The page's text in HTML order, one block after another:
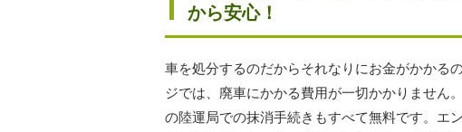
から安心！
車を処分するのだからそれなりにお金がかかる
ジでは、廃車にかかる費用が一切かかりません
の陸運局での抹消手続きもすべて無料です。エ